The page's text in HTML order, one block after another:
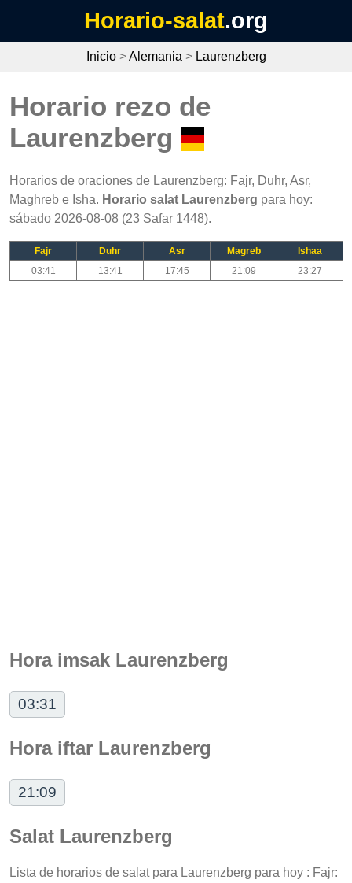
Horario-salat.org
Inicio>Alemania > Laurenzberg
Horario rezo de
Laurenzberg
Horarios de oraciones de Laurenzberg: Fajr, Duhr, Asr,
Maghreb e Isha. Horario salat Laurenzberg para hoy:
sábado 2026-08-08 (23 Safar 1448).
Fajr Duhr Asr Magreb
Ishaa
03:41
13:41 17:45 21:09 23:27
Hora imsak Laurenzberg
03:31
Hora iftar Laurenzberg
21:09
Salat Laurenzberg
Lista de horarios de salat para Laurenzberg para hoy : Fajr: